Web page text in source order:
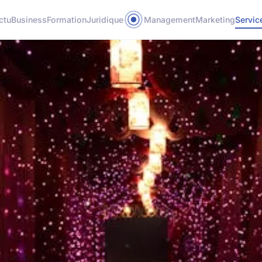
BusinessFormationJuridique ManagementMarketing